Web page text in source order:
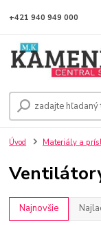
+421 940 949 000
Úvod Materiály a
Najnovšie